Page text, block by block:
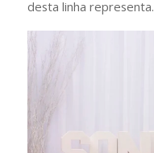
desta linha representa.